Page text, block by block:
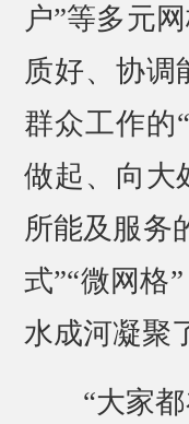
户”等多元
质好、协调
群众工作的
做起、向大
所能及服务
式”“微网格
水成河凝聚
“大家